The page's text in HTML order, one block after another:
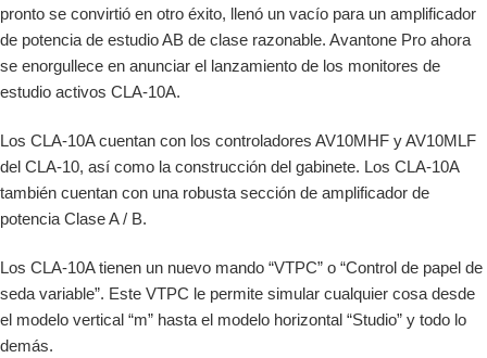
pronto se convirtió en otro éxito, llenó un vacío para un amplificador
de potencia de estudio AB de clase razonable. Avantone Pro ahora
se enorgullece en anunciar el lanzamiento de los monitores de
estudio activos CLA-10A.
Los CLA-10A cuentan con los controladores AV10MHF y AV10MLF
del CLA-10, así como la construcción del gabinete. Los CLA-10A
también cuentan con una robusta sección de amplificador de
potencia Clase A / B.
Los CLA-10A tienen un nuevo mando “VTPC” o “Control de papel de
seda variable”. Este VTPC le permite simular cualquier cosa desde
el modelo vertical “m” hasta el modelo horizontal “Studio” y todo lo
demás.